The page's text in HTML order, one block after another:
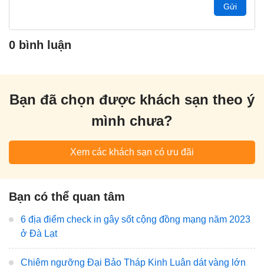
Gửi
0 bình luận
Bạn đã chọn được khách sạn theo ý
mình chưa?
Xem các khách sạn có ưu đãi
Bạn có thể quan tâm
6 địa điểm check in gây sốt cộng đồng mạng năm 2023
ở Đà Lạt
Chiêm ngưỡng Đại Bảo Tháp Kinh Luân dát vàng lớn